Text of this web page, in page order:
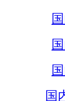
国